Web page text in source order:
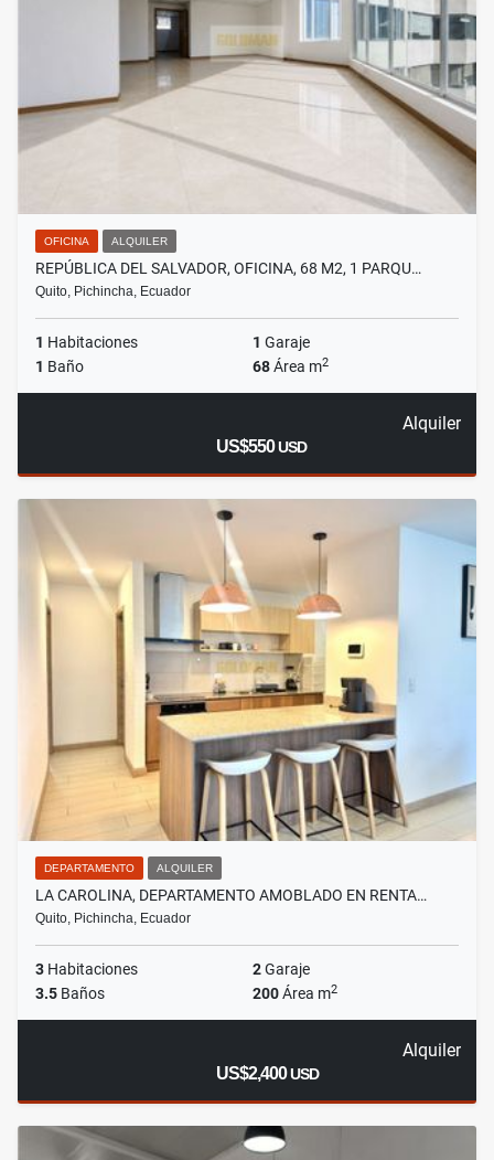
OFICINA ALQUILER
REPÚBLICA DEL SALVADOR, OFICINA, 68 M2, 1 PARQU…
Quito, Pichincha, Ecuador
1 Habitaciones 1 Garaje
1 Baño 68Área m2
Alquiler
US$550USD
DEPARTAMENTO ALQUILER
LA CAROLINA, DEPARTAMENTO AMOBLADO EN RENTA…
Quito, Pichincha, Ecuador
3 Habitaciones 2Garaje
3.5 Baños 200Área m2
Alquiler
US$2,400USD